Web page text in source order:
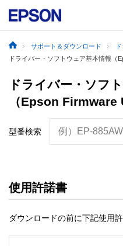
サポート＆ダウンロード
ドライバー・ソフトウェア基本情報（
ドライバー・ソフ
（Epson Firmware
型番検索 例）EP-885AW
使用許諾書
ダウンロードの前に下記使用